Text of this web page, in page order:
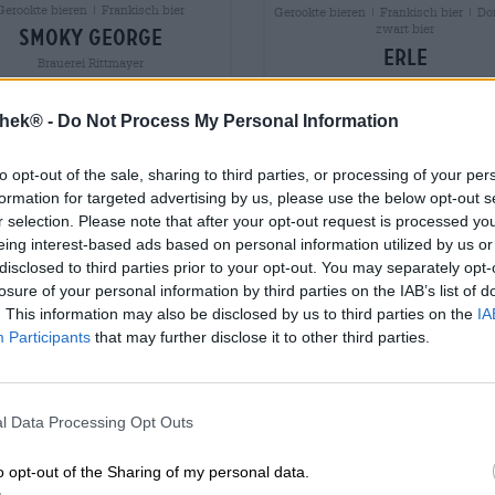
- Do Not Process My Personal Information
opt-out of the sale, sharing to third parties, or processing of your
for targeted advertising by us, please use the below opt-out
selection. Please note that after your opt-out request is processed
interest-based ads based on personal information utilized by us
to third parties prior to your opt-out. You may separately
of your personal information by third parties on the IAB’s list of
This information may also be disclosed by us to third parties on the
Participants that may further disclose it to other third parties.
Data Processing Opt Outs
opt-out of the Sharing of my personal data.
bieren | Frankisch bier
smoky george
Brauerei Rittmayer
€ 3,59
Uitverkocht
Gerookte bieren | Frankisch bier |
zwart bier
erle
Brauerei Schlenkerla
Uitverkocht
Untappd: 3.516